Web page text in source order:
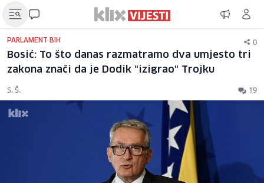
PARLAMENT BIH 0
Bosić: To što danas razmatramo dva umjesto tri
zakona znači da je Dodik "izigrao" Trojku
S. Š. 19